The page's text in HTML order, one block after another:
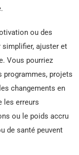
ou des
ajuster et
Vous pourriez
programmes, projets
changements en
les erreurs
ou le poids accru
de santé peuvent